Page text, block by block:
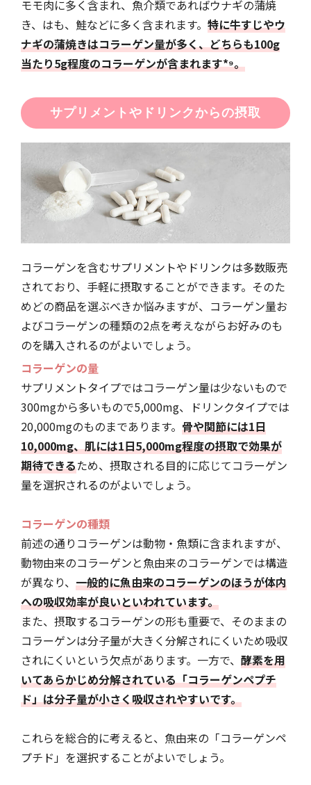
モモ肉に多く含まれ、魚介類であればウナギの蒲焼
き、はも、鮭などに多く含まれます。 特に牛すじやウ
ナギの蒲焼きはコラーゲン量が多く、どちらも100g
当たり5g程度のコラーゲンが含まれます*⁹。
サプリメントやドリンクからの摂取
コラーゲンを含むサプリメントやドリンクは多数販売
されており、手軽に摂取することができます。そのた
めどの商品を選ぶべきか悩みますが、コラーゲン量お
よびコラーゲンの種類の2点を考えながらお好みのも
のを購入されるのがよいでしょう。
コラーゲンの量
サプリメントタイプではコラーゲン量は少ないもので
300mgから多いもので5,000mg、ドリンクタイプでは
20,000mgのものまであります。 骨や関節には1日
10,000mg、肌には1日5,000mg程度の摂取で効果が
期待できるため、摂取される目的に応じてコラーゲン
量を選択されるのがよいでしょう。
コラーゲンの種類
前述の通りコラーゲンは動物・魚類に含まれますが、
動物由来のコラーゲンと魚由来のコラーゲンでは構造
が異なり、 一般的に魚由来のコラーゲンのほうが体内
への吸収効率が良いといわれています。
また、摂取するコラーゲンの形も重要で、そのままの
コラーゲンは分子量が大きく分解されにくいため吸収
されにくいという欠点があります。一方で、 酵素を用
いてあらかじめ分解されている「コラーゲンペプチ
ド」は分子量が小さく吸収されやすいです。
これらを総合的に考えると、魚由来の「コラーゲンペ
プチド」を選択することがよいでしょう。